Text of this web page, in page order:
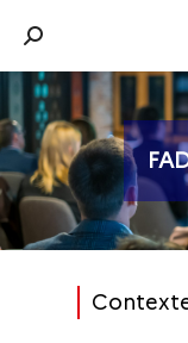
Recherche
: